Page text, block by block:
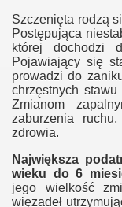
Szczenięta rodzą
Postępująca
której dochodzi
Pojawiający się
prowadzi do
chrzęstnych
Zmianom
zaburzenia
zdrowia.
Największa
wieku do 6
jego wielkość
więzadeł